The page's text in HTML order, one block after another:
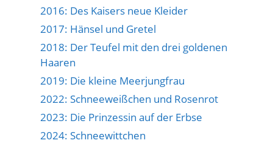
2016: Des Kaisers neue Kleider
2017: Hänsel und Gretel
2018: Der Teufel mit den drei goldenen
Haaren
2019: Die kleine Meerjungfrau
2022: Schneeweißchen und Rosenrot
2023: Die Prinzessin auf der Erbse
2024: Schneewittchen